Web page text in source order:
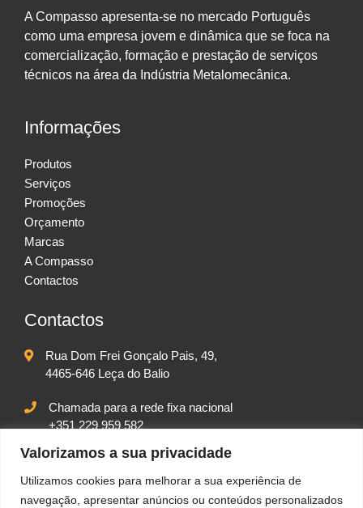
Valorizamos a sua privacidade
Utilizamos cookies para melhorar a sua experiência de
navegação, apresentar anúncios ou conteúdos personalizados
A Compasso apresenta-se no mercado Português
como uma empresa jovem e dinâmica que se foca na
comercialização, formação e prestação de serviços
técnicos na área da Indústria Metalomecânica.
Informações
Produtos
Serviços
Promoções
Orçamento
Marcas
A Compasso
Contactos
Contactos
Rua Dom Frei Gonçalo Pais, 49,
4465-646 Leça do Balio
Chamada para a rede fixa nacional
+351 229 959 582
+351 917 542 102
geral@compassolda.pt